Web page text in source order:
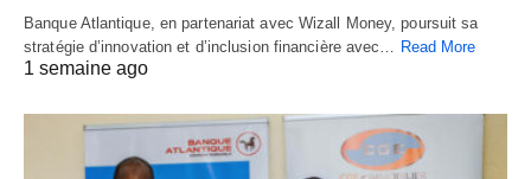
Banque Atlantique, en partenariat avec Wizall Money, poursuit sa
stratégie d’innovation et d’inclusion financière avec… Read More
1 semaine ago